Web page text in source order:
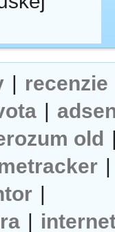
| recenzie
|
old
|
|
|